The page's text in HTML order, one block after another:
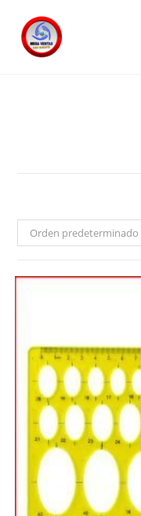
Orden predeterminado